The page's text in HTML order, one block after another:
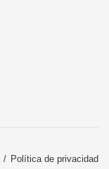
Política de privacidad